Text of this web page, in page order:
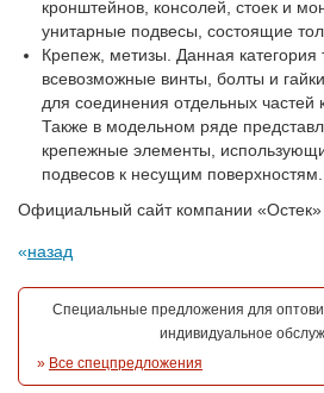
кронштейнов, консолей, стоек и
унитарные подвесы, состоящие
Крепеж, метизы. Данная категория
всевозможные винты, болты и
для соединения отдельных частей
Также в модельном ряде
крепежные элементы,
подвесов к несущим поверхностям.
Официальный сайт компании «Остек»
назад
Специальные предложения для
индивидуальное
» Все спецпредложения